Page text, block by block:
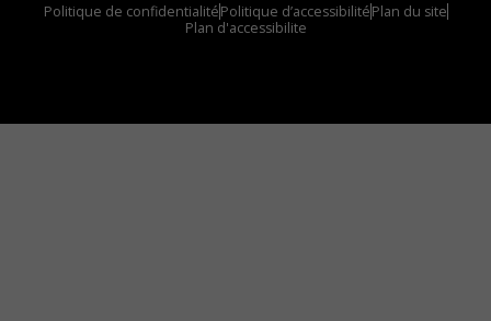
Politique de confidentialitéPolitique d’accessibilitéPlan du site
Plan d'accessibilite